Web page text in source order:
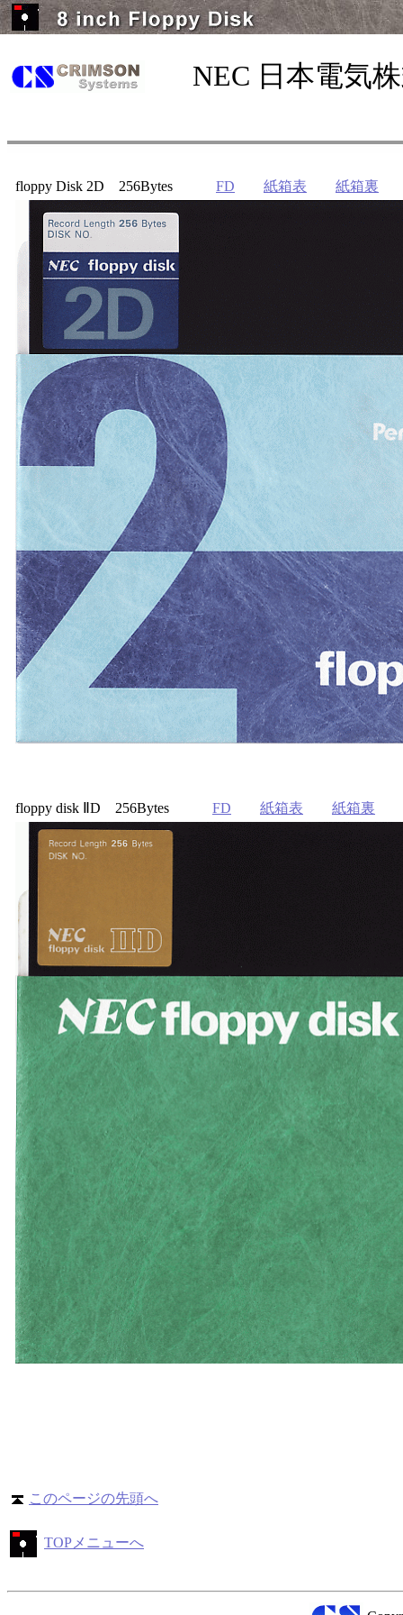
NEC 日本電気
floppy Disk 2D 256Bytes FD 紙箱表 紙箱裏
floppy disk ⅡD 256Bytes FD 紙箱表 紙箱裏
このページの先頭へ
TOPメニューへ